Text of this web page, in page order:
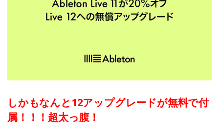
しかもなんと12アップグレードが無料で付
属！！！超太っ腹！